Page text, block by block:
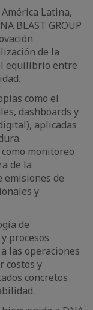
Latina,
BLAST GROUP
de la
equilibrio entre
como el
dashboards y
aplicadas
monitoreo
de la
emisiones de
y
de
procesos
las operaciones
costos y
concretos